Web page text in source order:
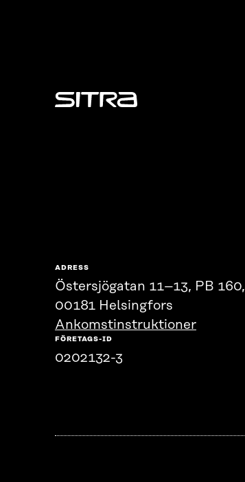
Sitra
ADRESS
Östersjögatan 11–13, PB 160,
00181 Helsingfors
Ankomstinstruktioner
FÖRETAGS-ID
0202132-3